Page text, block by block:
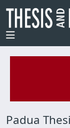
Padua